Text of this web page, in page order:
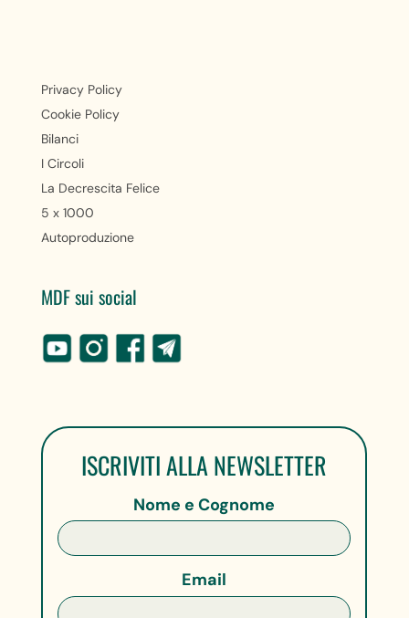
Privacy Policy
Cookie Policy
Bilanci
I Circoli
La Decrescita Felice
5 x 1000
Autoproduzione
MDF sui social
ISCRIVITI ALLA NEWSLETTER
Nome e Cognome
Email